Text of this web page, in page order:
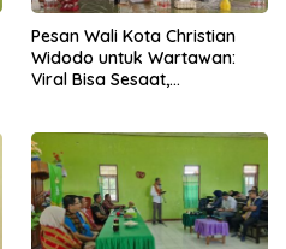
Pesan Wali Kota Christian
Widodo untuk Wartawan:
Viral Bisa Sesaat,